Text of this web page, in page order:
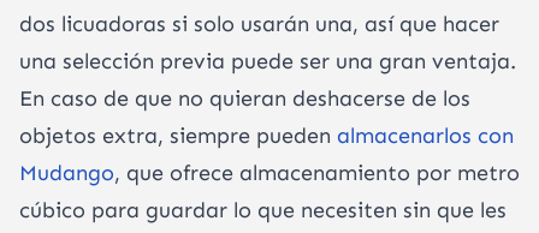
dos licuadoras si solo usarán una, así que hacer
una selección previa puede ser una gran ventaja.
En caso de que no quieran deshacerse de los
objetos extra, siempre pueden almacenarlos con
Mudango, que ofrece almacenamiento por metro
cúbico para guardar lo que necesiten sin que les